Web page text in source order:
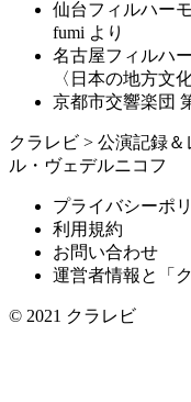
仙台フィルハー
fumi より
名古屋フィルハ
〈日本の地方文
京都市交響楽団
クラレビ > 公演記録＆
ル・ヴェデルニコフ
プライバシーポ
利用規約
お問い合わせ
運営者情報と「
© 2021 クラレビ